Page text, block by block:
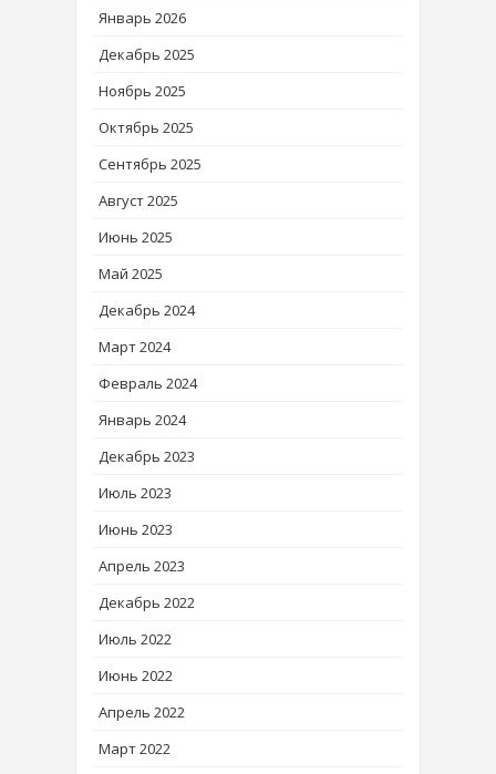
Январь 2026
Декабрь 2025
Ноябрь 2025
Октябрь 2025
Сентябрь 2025
Август 2025
Июнь 2025
Май 2025
Декабрь 2024
Март 2024
Февраль 2024
Январь 2024
Декабрь 2023
Июль 2023
Июнь 2023
Апрель 2023
Декабрь 2022
Июль 2022
Июнь 2022
Апрель 2022
Март 2022